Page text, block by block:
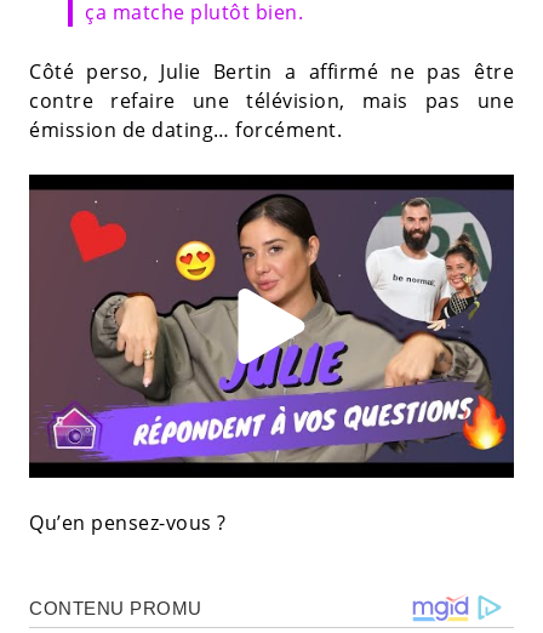
ça matche plutôt bien.
Côté perso, Julie Bertin a affirmé ne pas être
contre refaire une télévision, mais pas une
émission de dating… forcément.
Qu’en pensez-vous ?